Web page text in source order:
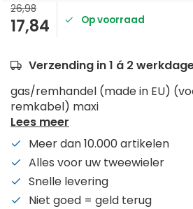
26,98
17,84 Op voorraad
Verzending in 1 á 2
gas/remhandel (made in EU)
remkabel) maxi
Lees meer
Meer dan 10.000 artikelen
Alles voor uw tweewieler
Snelle levering
Niet goed = geld terug